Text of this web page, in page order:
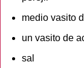
medio vasito
un vasito de
sal